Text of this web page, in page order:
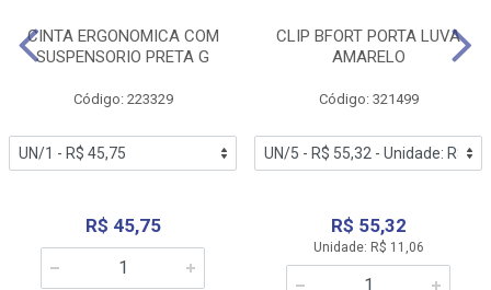
CINTA ERGONOMICA COM
SUSPENSORIO PRETA G
Código: 223329
R$ 45,75
CLIP BFORT PORTA LUVA
AMARELO
Código: 321499
R$ 55,32
Unidade: R$ 11,06